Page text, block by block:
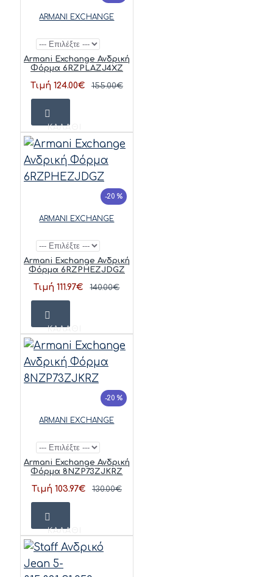
ARMANI EXCHANGE
Armani Exchange Ανδρική
Φόρμα 6RZPLAZJ4XZ
Τιμή 124.00€ 155.00€
ΚΑΛΆΘΙ
-20 %
ARMANI EXCHANGE
Armani Exchange Ανδρική
Φόρμα 6RZPHEZJDGZ
Τιμή 111.97€ 140.00€
ΚΑΛΆΘΙ
-20 %
ARMANI EXCHANGE
Armani Exchange Ανδρική
Φόρμα 8NZP73ZJKRZ
Τιμή 103.97€ 130.00€
ΚΑΛΆΘΙ